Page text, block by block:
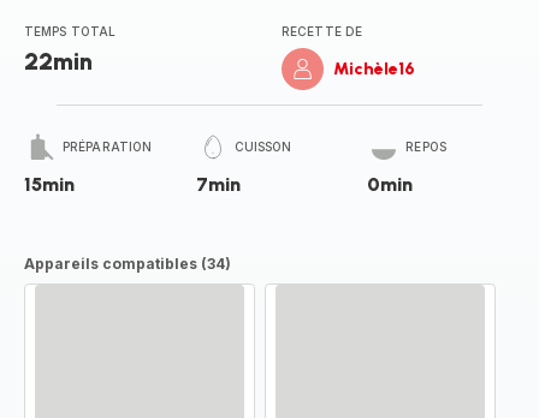
TEMPS TOTAL
22min
RECETTE DE
Michèle16
PRÉPARATION
15min
CUISSON
7min
REPOS
0min
Appareils compatibles (34)